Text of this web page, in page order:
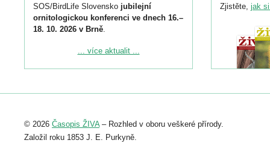
SOS/BirdLife Slovensko jubilejní
ornitologickou konferenci ve dnech 16.–
18. 10. 2026 v Brně.
Podrobnější informace ke konferenci
Registrovat se můžete do 6. září.
abstraktu přihlášené přednášky nebo
posteru je už 30. června.
... více aktualit ...
Zjistěte, jak
© 2026 Časopis ŽIVA– Rozhled v oboru veškeré přírody.
Založil roku 1853 J. E. Purkyně.